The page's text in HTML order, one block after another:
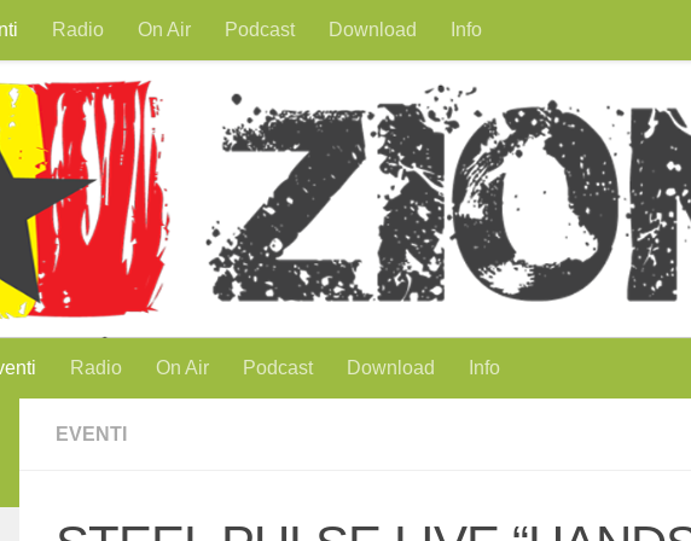
Radio On Air Podcast Download Info
Radio On Air Podcast Download Info
EVENTI